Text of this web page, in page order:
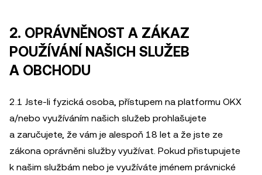
2. OPRÁVNĚNOST A ZÁKAZ
POUŽÍVÁNÍ NAŠICH SLUŽEB
A OBCHODU
2.1 Jste-li fyzická osoba, přístupem na platformu OKX
a/nebo využíváním našich služeb prohlašujete
a zaručujete, že vám je alespoň 18 let a že jste ze
zákona oprávněni služby využívat. Pokud přistupujete
k našim službám nebo je využíváte jménem právnické